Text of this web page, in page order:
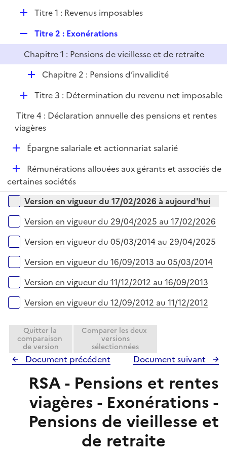
r
i
e
r
p
e
r
D
l
i
e
Titre 1 : Revenus imposables
e
p
l
i
Titre 2 : Exonérations
Chapitre 1 : Pensions de vieillesse et de retraite
D
p
l
e
r
Chapitre 2 : Pensions d’invalidité
D
p
l
i
e
r
Titre 3 : Détermination du revenu net imposable
Titre 4 : Déclaration annuelle des pensions et rentes
viagères
D
l
e
r
Épargne salariale et actionnariat salarié
D
é
p
e
r
Rémunérations allouées aux gérants et associés de
certaines sociétés
Versions sur la période
Version en vigueur du 17/02/2026 à aujourd'hui
Version en vigueur du 29/04/2025 au 17/02/2026
Version en vigueur du 05/03/2014 au 29/04/2025
Version en vigueur du 16/09/2013 au 05/03/2014
Version en vigueur du 11/12/2012 au 16/09/2013
Version en vigueur du 12/09/2012 au 11/12/2012
Quitter la
comparaison
de version
Comparer les deux
versions
sélectionnées
Document précédent Document suivant
RSA - Pensions et rentes
viagères - Exonérations -
Pensions de vieillesse et
de retraite